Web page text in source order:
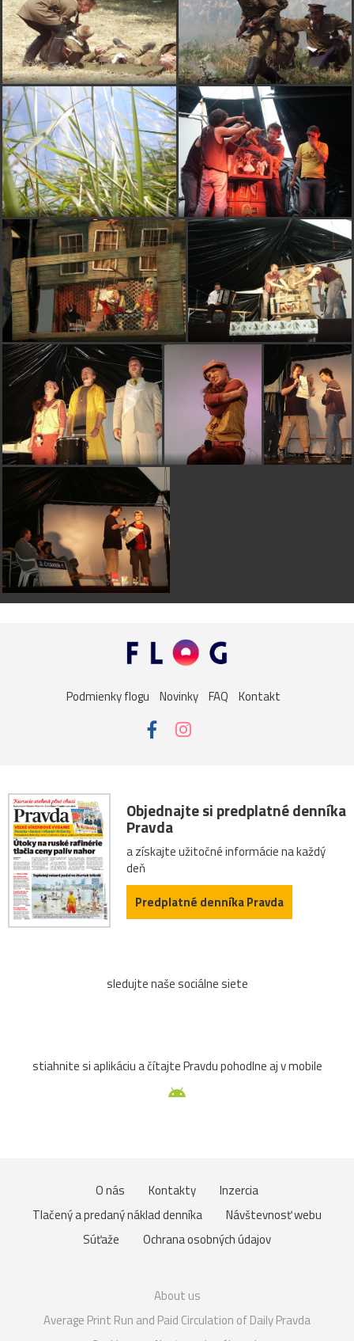
Podmienky flogu Novinky FAQ Kontakt
Objednajte si predplatné denníka
Pravda
a získajte užitočné informácie na každý
deň
Predplatné denníka Pravda
sledujte naše sociálne siete
stiahnite si aplikáciu a čítajte Pravdu pohodlne aj v mobile
O nás Kontakty
Inzercia
Tlačený a predaný náklad denníka
Návštevnosť webu
Súťaže
Ochrana osobných údajov
About us
Average Print Run and Paid Circulation of Daily Pravda